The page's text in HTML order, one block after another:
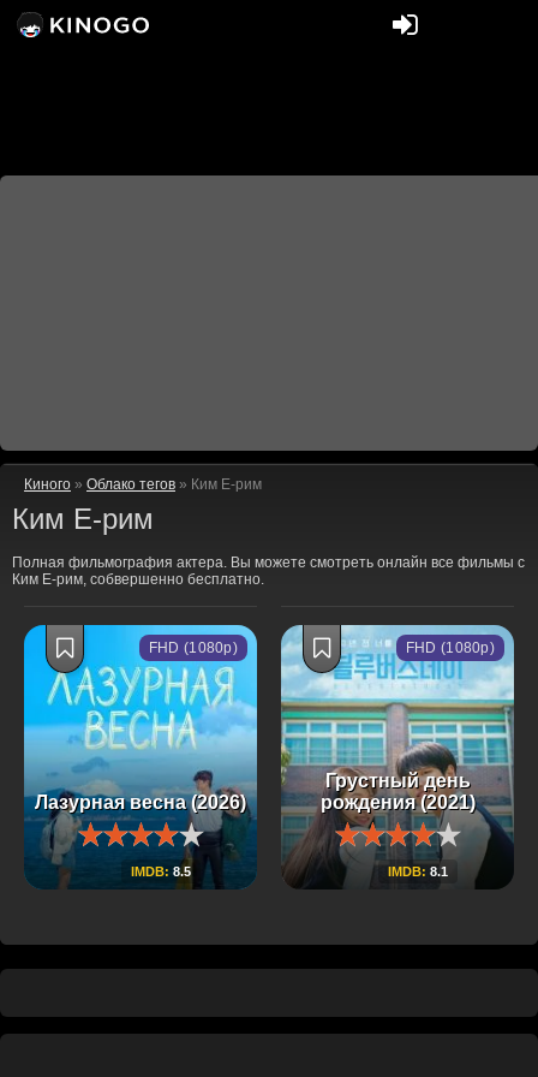
Киного » Облако тегов » Ким Е-рим
Ким Е-рим
Полная фильмография актера. Вы можете смотреть онлайн все фильмы с
Ким Е-рим, собвершенно бесплатно.
Лазурная весна (2026)
IMDB: 8.5
FHD (1080p)
Грустный день
рождения (2021)
IMDB: 8.1
FHD (1080p)